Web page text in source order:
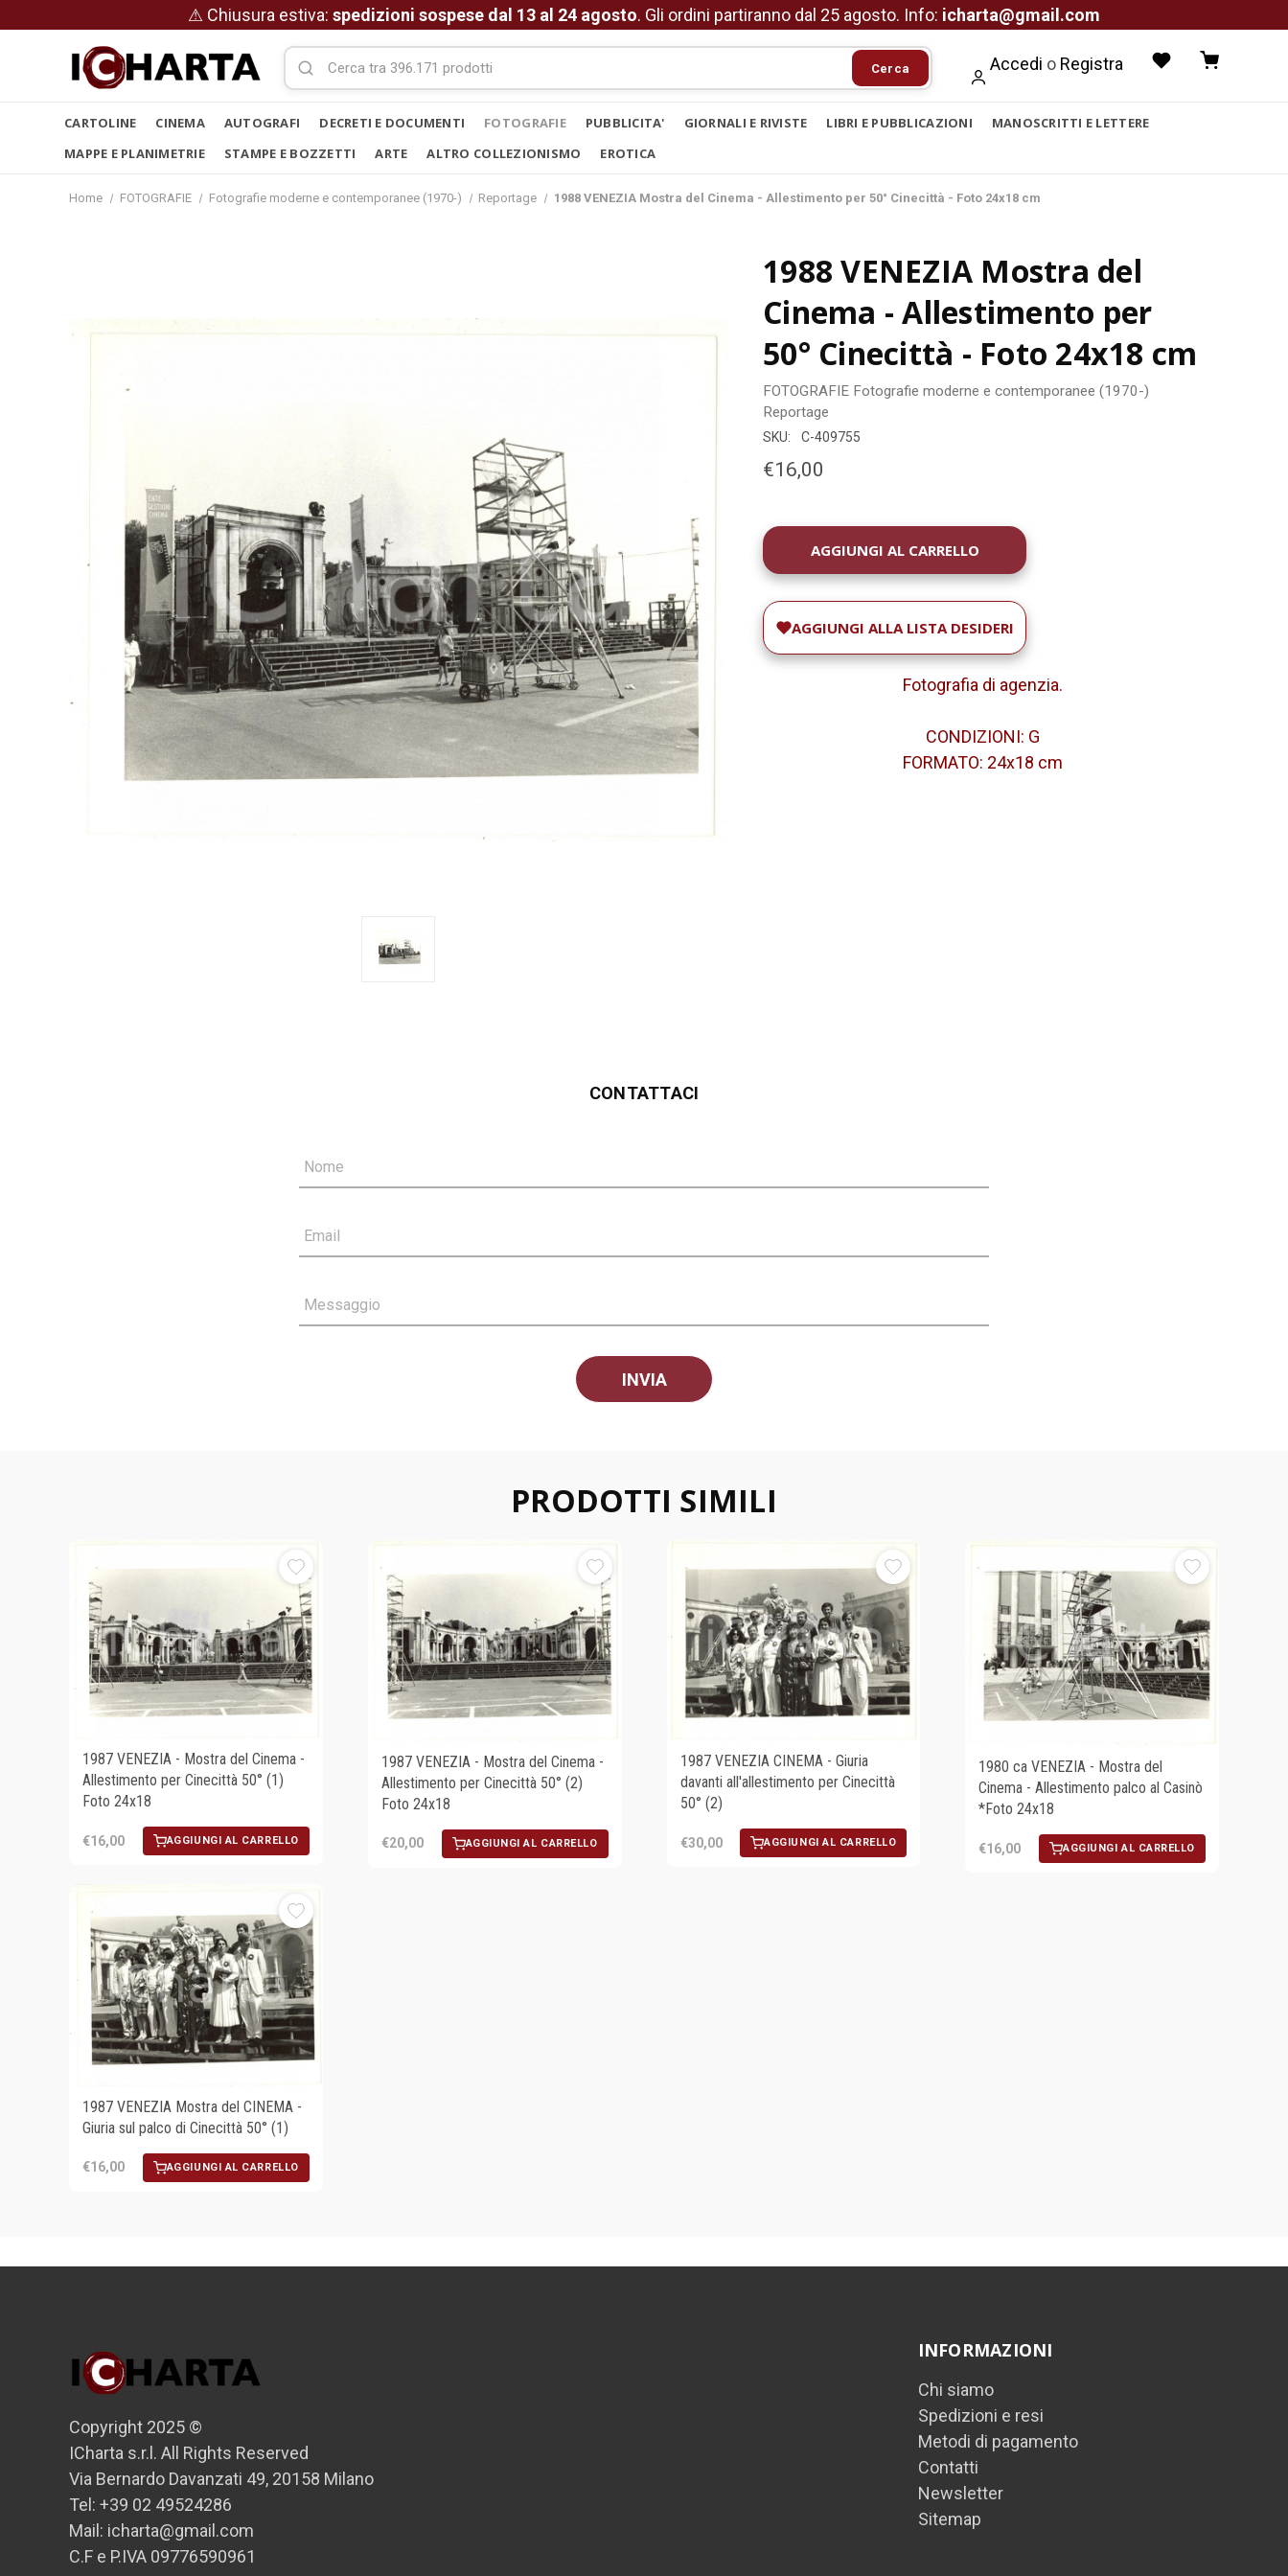
⚠ Chiusura estiva: spedizioni sospese dal 13 al 24 agosto. Gli ordini partiranno dal 25 agosto. Info: icharta@gmail.com
Cerca Accedi o Registra
CARTOLINE CINEMA AUTOGRAFI DECRETI E DOCUMENTI FOTOGRAFIE PUBBLICITA' GIORNALI E RIVISTE LIBRI E PUBBLICAZIONI
MANOSCRITTI E LETTERE
MAPPE E PLANIMETRIE
STAMPE E BOZZETTI ARTE ALTRO COLLEZIONISMO EROTICA
Home FOTOGRAFIE Fotografie moderne e contemporanee (1970-) Reportage 1988 VENEZIA Mostra del Cinema - Allestimento per 50° Cinecittà - Foto 24x18 cm
1988 VENEZIA Mostra del
Cinema - Allestimento per
50° Cinecittà - Foto 24x18 cm
FOTOGRAFIE Fotografie moderne e contemporanee (1970-)
Reportage
SKU: C-409755
€16,00
DISPONIBILITÀ
ATTUALE:
AGGIUNGI ALLA LISTA DESIDERI
Fotografia di agenzia.
CONDIZIONI: G
FORMATO: 24x18 cm
CONTATTACI
Nome
Email
Messaggio
PRODOTTI SIMILI
1987 VENEZIA - Mostra del Cinema -
Allestimento per Cinecittà 50° (1)
Foto 24x18
€16,00 AGGIUNGI AL CARRELLO
1987 VENEZIA - Mostra del Cinema -
Allestimento per Cinecittà 50° (2)
Foto 24x18
€20,00 AGGIUNGI AL CARRELLO
1987 VENEZIA CINEMA - Giuria
davanti all'allestimento per Cinecittà
50° (2)
€30,00 AGGIUNGI AL CARRELLO
1980 ca VENEZIA - Mostra del
Cinema - Allestimento palco al Casinò
*Foto 24x18
€16,00 AGGIUNGI AL CARRELLO
1987 VENEZIA Mostra del CINEMA -
Giuria sul palco di Cinecittà 50° (1)
€16,00 AGGIUNGI AL CARRELLO
Copyright 2025 ©
ICharta s.r.l. All Rights Reserved
Via Bernardo Davanzati 49, 20158 Milano
Tel: +39 02 49524286
Mail: icharta@gmail.com
C.F e P.IVA 09776590961
INFORMAZIONI
Chi siamo
Spedizioni e resi
Metodi di pagamento
Contatti
Newsletter
Sitemap